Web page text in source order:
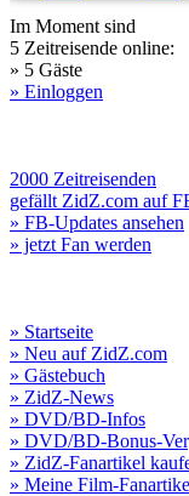
Im Moment sind
5 Zeitreisende online:
» 5 Gäste
» Einloggen
2000 Zeitreisenden
gefällt ZidZ.com auf
» FB-Updates ansehen
» jetzt Fan werden
» Startseite
» Neu auf ZidZ.com
» Gästebuch
» ZidZ-News
» DVD/BD-Infos
» DVD/BD-Bonus-
» ZidZ-Fanartikel
» Meine Film-